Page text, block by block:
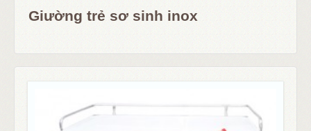
Giường trẻ sơ sinh inox